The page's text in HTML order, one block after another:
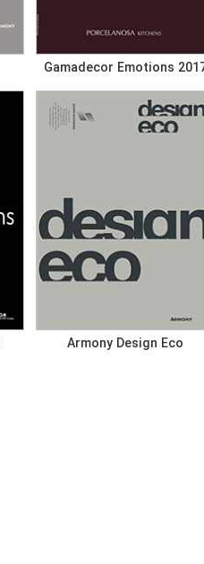
Gamadecor Emotions
Armony Design Eco